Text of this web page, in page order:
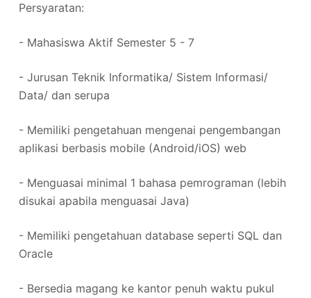
Persyaratan:
- Mahasiswa Aktif Semester 5 - 7
- Jurusan Teknik Informatika/ Sistem Informasi/
Data/ dan serupa
- Memiliki pengetahuan mengenai pengembangan
aplikasi berbasis mobile (Android/iOS) web
- Menguasai minimal 1 bahasa pemrograman (lebih
disukai apabila menguasai Java)
- Memiliki pengetahuan database seperti SQL dan
Oracle
- Bersedia magang ke kantor penuh waktu pukul